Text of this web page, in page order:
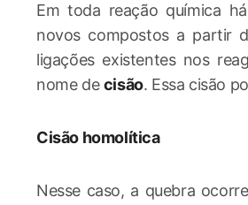
Em toda reação química
novos compostos a partir
ligações existentes nos
nome decisão. Essa cisão
Cisão homolítica
Nesse caso, a quebra